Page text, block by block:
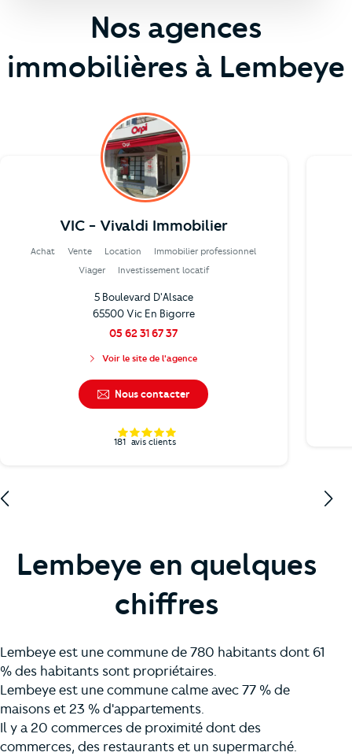
Nos agences
immobilières à Lembeye
VIC - Vivaldi Immobilier
Achat Vente Location
Immobilier professionnel
Viager
Investissement locatif
5 Boulevard D'Alsace
65500 Vic En Bigorre
05 62 31 67 37
Voir le site de l'agence
Nous contacter
181 avis clients
Lembeye en quelques
chiffres
Lembeye est une commune de 780 habitants dont 61
% des habitants sont propriétaires.
Lembeye est une commune calme avec 77 % de
maisons et 23 % d'appartements.
Il y a 20 commerces de proximité dont des
commerces, des restaurants et un supermarché.